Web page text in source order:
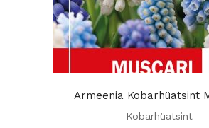
Armeenia Kobarhüatsint
Kobarhüatsint